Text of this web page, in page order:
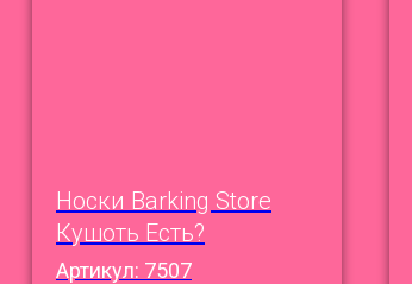
Носки Barking Store
Кушоть Есть?
Артикул: 7507